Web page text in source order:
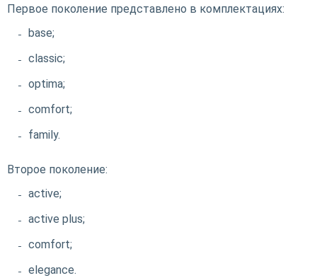
Первое поколение представлено в комплектациях:
base;
classic;
optima;
comfort;
family.
Второе поколение:
active;
active plus;
comfort;
elegance.